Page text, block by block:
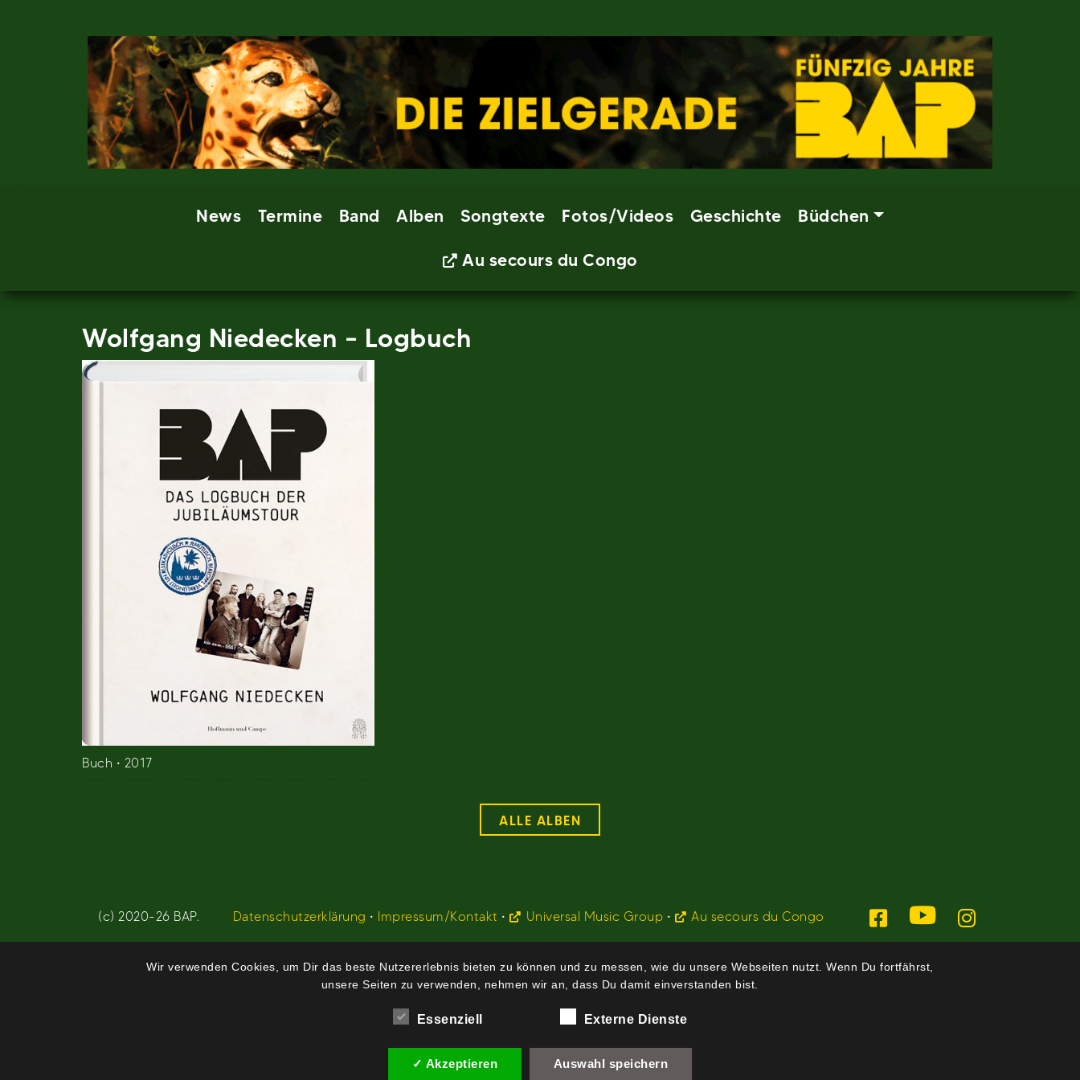
News Termine Band Alben Songtexte Fotos/Videos Geschichte Büdchen
Au secours du Congo
Wolfgang Niedecken – Logbuch
Buch • 2017
ALLE ALBEN
(c) 2020-26 BAP. Datenschutzerklärung • Impressum/Kontakt • Universal Music Group • Au secours du Congo
Wir verwenden Cookies, um Dir das beste Nutzererlebnis bieten zu können und zu messen, wie du unsere Webseiten nutzt. Wenn Du fortfährst,
unsere Seiten zu verwenden, nehmen wir an, dass Du damit einverstanden bist.
Essenziell Externe Dienste
✓ Akzeptieren Auswahl speichern